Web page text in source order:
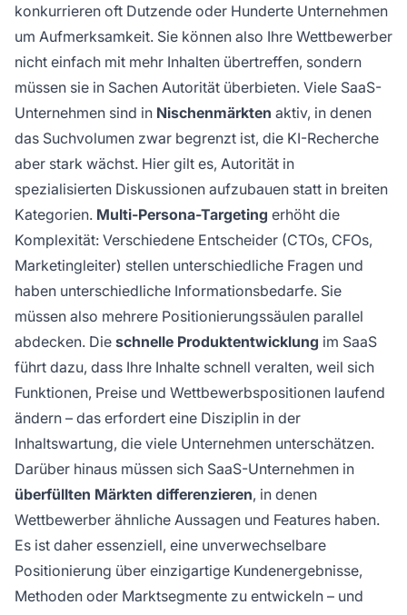
konkurrieren oft Dutzende oder Hunderte Unternehmen
um Aufmerksamkeit. Sie können also Ihre Wettbewerber
nicht einfach mit mehr Inhalten übertreffen, sondern
müssen sie in Sachen Autorität überbieten. Viele SaaS-
Unternehmen sind in Nischenmärkten aktiv, in denen
das Suchvolumen zwar begrenzt ist, die KI-Recherche
aber stark wächst. Hier gilt es, Autorität in
spezialisierten Diskussionen aufzubauen statt in breiten
Kategorien. Multi-Persona-Targeting erhöht die
Komplexität: Verschiedene Entscheider (CTOs, CFOs,
Marketingleiter) stellen unterschiedliche Fragen und
haben unterschiedliche Informationsbedarfe. Sie
müssen also mehrere Positionierungssäulen parallel
abdecken. Die schnelle Produktentwicklung im SaaS
führt dazu, dass Ihre Inhalte schnell veralten, weil sich
Funktionen, Preise und Wettbewerbspositionen laufend
ändern – das erfordert eine Disziplin in der
Inhaltswartung, die viele Unternehmen unterschätzen.
Darüber hinaus müssen sich SaaS-Unternehmen in
überfüllten Märkten differenzieren, in denen
Wettbewerber ähnliche Aussagen und Features haben.
Es ist daher essenziell, eine unverwechselbare
Positionierung über einzigartige Kundenergebnisse,
Methoden oder Marktsegmente zu entwickeln – und